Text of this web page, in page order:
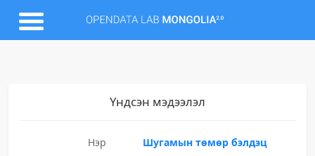
Үндсэн мэдээлэл
Нэр
Шугамын төмөр бэлдэц